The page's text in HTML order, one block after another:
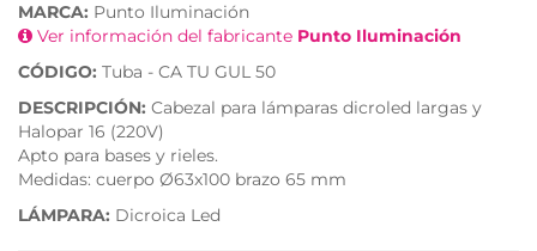
MARCA: Punto Iluminación
Ver información del fabricante Punto Iluminación
CÓDIGO: Tuba - CA TU GUL 50
DESCRIPCIÓN: Cabezal para lámparas dicroled largas y
Halopar 16 (220V)
Apto para bases y rieles.
Medidas: cuerpo Ø63x100 brazo 65 mm
LÁMPARA: Dicroica Led